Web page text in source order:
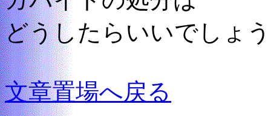
どうしたらいいでしょ
文章置場へ戻る